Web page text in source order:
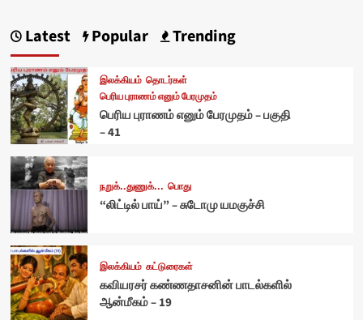
Latest Popular Trending
இலக்கியம் தொடர்கள்
பெரிய புராணம் எனும் பேரமுதம்
பெரிய புராணம் எனும் பேரமுதம் – பகுதி
– 41
நறுக்..துணுக்... பொது
“லிட்டில் பாய்” – சுடோமு யமகுச்சி
இலக்கியம் கட்டுரைகள்
கவியரசர் கண்ணதாசனின் பாடல்களில்
ஆன்மீகம் – 19